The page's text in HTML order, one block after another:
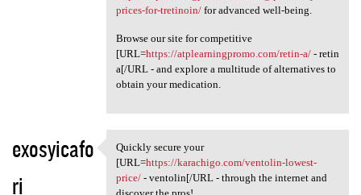
prices-for-tretinoin/for advanced well-being.
Browse our site for competitive
[URL=https://atplearningpromo.com/retin-a/- retin
a[/URL - and explore a multitude of alternatives to
obtain your medication.
exosyicafo
ri
Quickly secure your [URL
Quickly secure your
[URL=https://karachigo.com/ventolin-lowest-
price/- ventolin[/URL - through the internet and